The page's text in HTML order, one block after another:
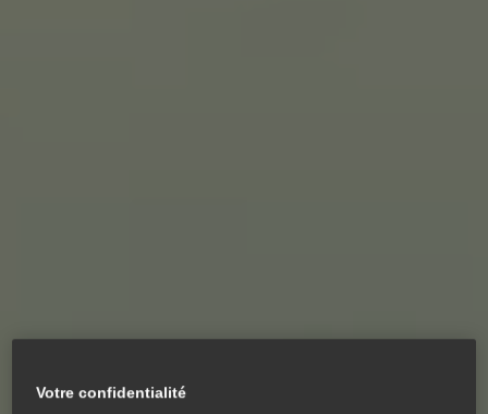
Votre confidentialité